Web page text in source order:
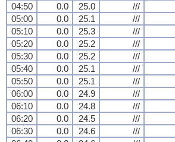
04:50
0.0 25.0 ///
05:00
0.0 25.1 ///
05:10
0.0 25.3 ///
05:20
0.0 25.2 ///
05:30
0.0 25.2 ///
05:40
0.0 25.1 ///
05:50
0.0 25.1 ///
06:00
0.0 24.9 ///
06:10
0.0 24.8 ///
06:20
0.0 24.5 ///
06:30
0.0 24.6 ///